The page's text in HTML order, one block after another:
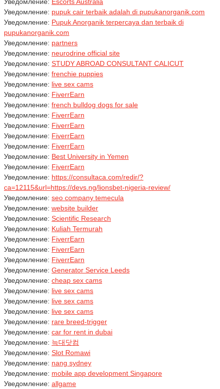
Уведомление: Escorts Australia
Уведомление: pupuk cair terbaik adalah di pupukanorganik.com
Уведомление: Pupuk Anorganik terpercaya dan terbaik di
pupukanorganik.com
Уведомление: partners
Уведомление: neurodrine official site
Уведомление: STUDY ABROAD CONSULTANT CALICUT
Уведомление: frenchie puppies
Уведомление: live sex cams
Уведомление: FiverrEarn
Уведомление: french bulldog dogs for sale
Уведомление: FiverrEarn
Уведомление: FiverrEarn
Уведомление: FiverrEarn
Уведомление: FiverrEarn
Уведомление: Best University in Yemen
Уведомление: FiverrEarn
Уведомление: https://consultaca.com/redir/?
ca=12115&url=https://devs.ng/lionsbet-nigeria-review/
Уведомление: seo company temecula
Уведомление: website builder
Уведомление: Scientific Research
Уведомление: Kuliah Termurah
Уведомление: FiverrEarn
Уведомление: FiverrEarn
Уведомление: FiverrEarn
Уведомление: Generator Service Leeds
Уведомление: cheap sex cams
Уведомление: live sex cams
Уведомление: live sex cams
Уведомление: live sex cams
Уведомление: rare breed-trigger
Уведомление: car for rent in dubai
Уведомление: 늑대닷컴
Уведомление: Slot Romawi
Уведомление: nang sydney
Уведомление: mobile app development Singapore
Уведомление: allgame